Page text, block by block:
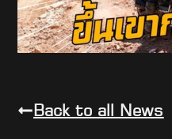
Back to all News